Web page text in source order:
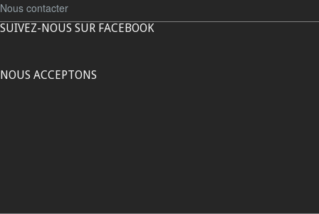
Nous contacter
SUIVEZ-NOUS SUR FACEBOOK
NOUS ACCEPTONS